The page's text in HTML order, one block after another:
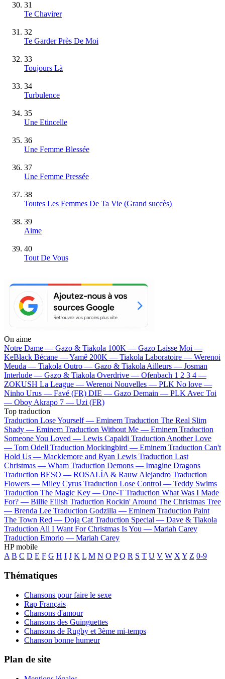
31
Te Chavirer
32
Te Garder Près De Moi
33
Toujours Là
34
Turbulence
35
Une Etincelle
36
Une Femme Blessée
37
Une Femme Pressée
38
Toutes Les Femmes De Ta Vie (Grand succès)
39
Aime
40
Tout De Vous
On aime
Notre Dame — Gazo & Tiakola 100K — Gazo Laisse Moi —
KeBlack Bécane —Yamê 200K — Tiakola Laboratoire — Werenoi
Meuda — Tiakola Outro — Gazo & Tiakola Ailleurs — Josman
Interlude — Gazo & Tiakola Overdrive — Ofenbach 1 2 3 4 —
ZOKUSH La League — Werenoi Nouvelles — PLK No love —
Ninho Urus — Favé (FR) DIE — Gazo Demain — PLK Avec Toi
— Oboy Akrapo 7 — Uzi (FR)
Top traduction
Traduction Lose Yourself — Eminem Traduction The Real Slim
Shady — Eminem Traduction Without Me — Eminem Traduction
Someone You Loved — Lewis Capaldi Traduction Another Love
— Tom Odell Traduction Mockingbird — Eminem Traduction Can't
Hold Us — Macklemore and Ryan Lewis Traduction Last
Christmas — Wham Traduction Demons — Imagine Dragons
Traduction BESO — ROSALÍA & Rauw Alejandro Traduction
Flowers — Miley Cyrus Traduction Lose Control — Teddy Swims
Traduction The Magic Key — One-T Traduction What Was I Made
For? — Billie Eilish Traduction Rockin' Around The Christmas Tree
— Brenda Lee Traduction Godzilla — Eminem Traduction Paint
The Town Red — Doja Cat Traduction Special — Dave & Tiakola
Traduction All I Want For Christmas Is You — Mariah Carey
Traduction Emorio — Mariah Carey
HP mobile
A B C D E F G H I J K L M N O P Q R S T U V W X Y Z 0-9
Thématiques
Chansons pour faire le sexe
Rap Français
Chansons d'amour
Chansons des Guinguettes
Chansons de Rugby et 3ème mi-temps
Chanson bonne humeur
Plan de site